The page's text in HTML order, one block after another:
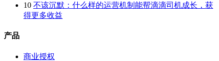
10 不该沉默：什么样的运营机制能帮滴滴司机成长，获
得更多收益
产品
商业授权